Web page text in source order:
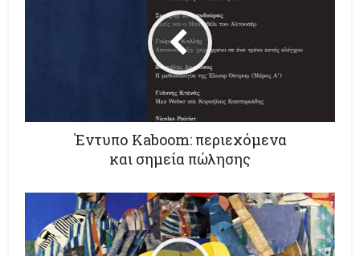
Έντυπο Κaboom: περιεχόμενα
και σημεία πώλησης